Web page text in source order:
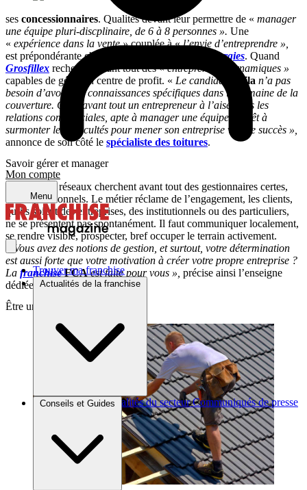
Mon compte
Menu
Trouver ma franchise
Actualités de la franchise
Brèves et actus Actualités du secteur Communiqués de presse
Conseils et Guides
ses concessionnaires. Qualités devant leur permettre de « manager
une équipe pluri-discplinaire, de 6 à 8 personnes ». Une
« expérience dans la vente »couplée à «l’envie d’entreprendre »,
est prépondérante chez
Isofrance Fenêtres & Energies. Quand
Grosfillex recherche avant tout des «entrepreneurs dynamiques »
capables de gérer un centre de profit. « Le candidat Attila n’a pas
besoin d’avoir des connaissances spécifiques dans le domaine de la
couverture. C’est avant tout un entrepreneur à l’aise dans les
relations commerciales, apte à manager une équipe et prêt à
surmonter les difficultés pour mener son entreprise vers le succès »,
annonce de son côté le spécialiste des toitures.
Savoir gérer et manager
Les têtes de réseaux cherchent avant tout des gestionnaires certes,
mais opérationnels. Le métier réclame de l’engagement, les clients,
qu’ils soient des entreprises, des institutionnels ou des particuliers,
ne se présentent pas spontanément. Il faut communiquer localement,
se rendre visible, prospecter, bref occuper le terrain activement.
Vous avez des notions de gestion, et surtout, votre détermination
est aussi forte que votre motivation à créer votre propre entreprise ?
La franchiseFCA est faite pour vous », précise ainsi l’enseigne
dédiée à l’isolation thermique.
Être un entrepreneur motivé